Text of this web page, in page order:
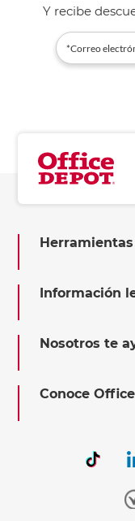
Y recibe
Información
Nosotros te
Conoce